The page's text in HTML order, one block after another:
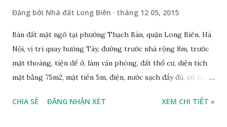
dưới đây:
Đăng bởi Nhà đất Long Biên tháng 12 05, 2015
Bán đất mặt ngõ tại phường Thạch Bàn, quận Long Biên, Hà
Nội, vị trí quay hướng Tây, đường trước nhà rộng 8m, trước
mặt thoáng, tiện để ở, làm văn phòng, đất thổ cư, diện tích
mặt bằng 75m2, mặt tiền 5m, điện, nước sạch đầy đủ, có thể
Liên hệ: 0984999007 - 0915383393. Miễn trung gian &
CHIA SẺ ĐĂNG NHẬN XÉT XEM CHI TIẾT »